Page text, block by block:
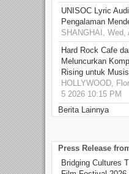
UNISOC Lyric
Pengalaman
SHANGHAI, Wed,
Hard Rock Cafe
Meluncurkan
Rising untuk
HOLLYWOOD,
5 2026 10:15 PM
Berita Lainnya
Press Release
Bridging Cultures